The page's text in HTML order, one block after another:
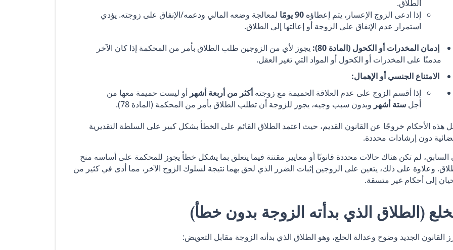
الطلاق.
إذا ادعى الزوج الإعسار، يتم إعطاؤه90 يومًا
لمعالجة وضعه المالي ودعمه/الإنفاق على زوجته. يؤدي
استمرار عدم الإنفاق على الزوجة أو إعالتها إلى الطلاق.
إدمان المخدرات أو الكحول (المادة 80):
يجوز لأي من الزوجين طلب الطلاق بأمر من المحكمة إذا كان الآخر
مدمنًا على المخدرات أو الكحول أو المواد التي تغير العقل.
الامتناع الجنسي أو الإهمال:
إذا أقسم الزوج على عدم العلاقة الحميمة مع زوجتهأكثر من أربعة أشهر أو ليست حميمة معها من
أجلستة أشهر وبدون سبب وجيه، يجوز للزوجة أن تطلب الطلاق بأمر من المحكمة (المادة 78).
هذه الأحكام خروجًا عن القانون القديم، حيث اعتمد الطلاق القائم على الخطأ بشكل كبير على السلطة التقديرية
دون إرشادات محددة.
لم تكن هناك حالات محددة قانونًا أو معايير مقننة فيما يتعلق بما يشكل خطأ يجوز للمحكمة على أساسه منح
وعلاوة على ذلك، يتعين على الزوجين إثبات الضرر الذي لحق بهما نتيجة لسلوك الزوج الآخر، مما أدى في كثير من
إلى أحكام غير متسقة.
(الطلاق الذي بدأته الزوجة بدون خطأ)
القانون الجديد وضوح وعدالة الخلع، وهو الطلاق الذي بدأته الزوجة مقابل التعويض: